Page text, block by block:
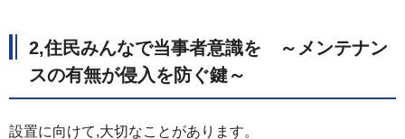
2,住民みんなで当事者意識を ～メンテナン
スの有無が侵入を防ぐ鍵～
設置に向けて,大切なことがあります。